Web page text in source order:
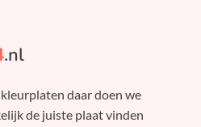
.nl
daar doen we
de juiste plaat vinden